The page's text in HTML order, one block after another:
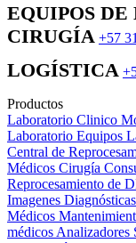
EQUIPOS
CIRUGÍA +57
LOGÍSTICA
Productos
Laboratorio Clinico
Laboratorio Equipos
Central de
Médicos Cirugía
Reprocesamiento de
Imagenes Diagnósticas
Médicos
médicos Analizadores